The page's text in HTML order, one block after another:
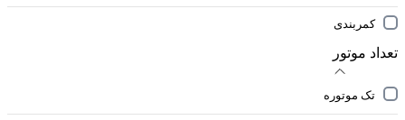
کمربندی
تعداد موتور
تک موتوره